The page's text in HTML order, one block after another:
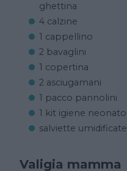
ghettina
4 calzine
1 cappellino
2 bavaglini
1 copertina
2 asciugamani
1 pacco pannolini
1 kit igiene neonato
salviette umidificate
Valigia mamma